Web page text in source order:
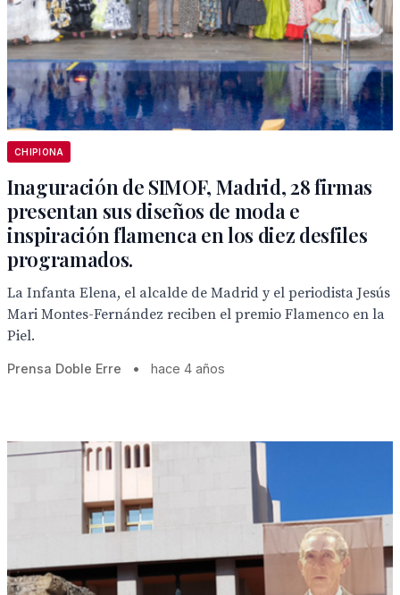
CHIPIONA
Inaguración de SIMOF, Madrid, 28 firmas
presentan sus diseños de moda e
inspiración flamenca en los diez desfiles
programados.
La Infanta Elena, el alcalde de Madrid y el periodista Jesús
Mari Montes-Fernández reciben el premio Flamenco en la
Piel.
Prensa Doble Erre • hace 4 años